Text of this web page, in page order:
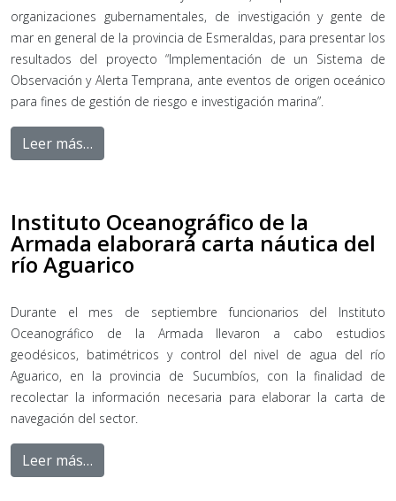
organizaciones gubernamentales, de investigación y gente de
mar en general de la provincia de Esmeraldas, para presentar los
resultados del proyecto “Implementación de un Sistema de
Observación y Alerta Temprana, ante eventos de origen oceánico
para fines de gestión de riesgo e investigación marina”.
Leer más…
Instituto Oceanográfico de la
Armada elaborará carta náutica del
río Aguarico
Durante el mes de septiembre funcionarios del Instituto
Oceanográfico de la Armada llevaron a cabo estudios
geodésicos, batimétricos y control del nivel de agua del río
Aguarico, en la provincia de Sucumbíos, con la finalidad de
recolectar la información necesaria para elaborar la carta de
navegación del sector.
Leer más…